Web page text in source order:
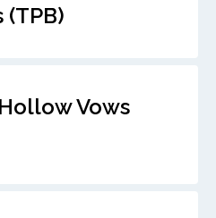
(TPB)
Vows